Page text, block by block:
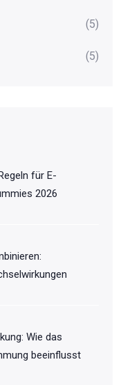
(5)
(5)
für E-
2026
Wie das
beeinflusst